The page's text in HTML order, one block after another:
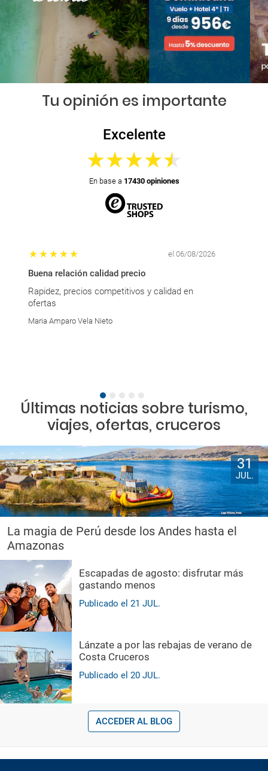
Tu opinión es importante
Excelente
En base a 17430 opiniones
el 06/08/2026
Buena relación calidad precio
Rapidez, precios competitivos y calidad en
ofertas
Maria Amparo Vela Nieto
Últimas noticias sobre turismo,
viajes, ofertas, cruceros
31
JUL.
La magia de Perú desde los Andes hasta el
Amazonas
Escapadas de agosto: disfrutar más
gastando menos
Publicado el 21 JUL.
Lánzate a por las rebajas de verano de
Costa Cruceros
Publicado el 20 JUL.
ACCEDER AL BLOG